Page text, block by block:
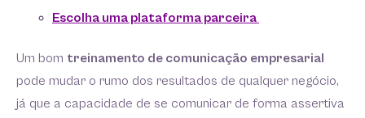
Escolha uma plataforma parceira
Um bom treinamento de comunicação empresarial
pode mudar o rumo dos resultados de qualquer negócio,
já que a capacidade de se comunicar de forma assertiva